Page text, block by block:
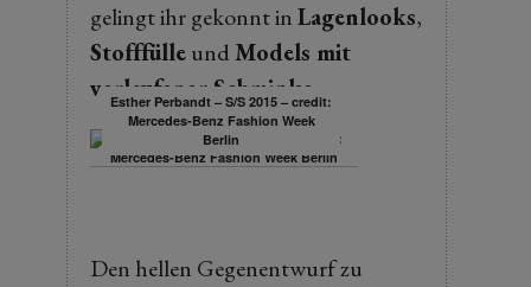
gelingt ihr gekonnt inLagenlooks,
StofffülleundModels mit
verlaufener Schminke
Esther Perbandt – S/S 2015 – credit:
Mercedes-Benz Fashion Week
Berlin
Den hellen Gegenentwurf zu